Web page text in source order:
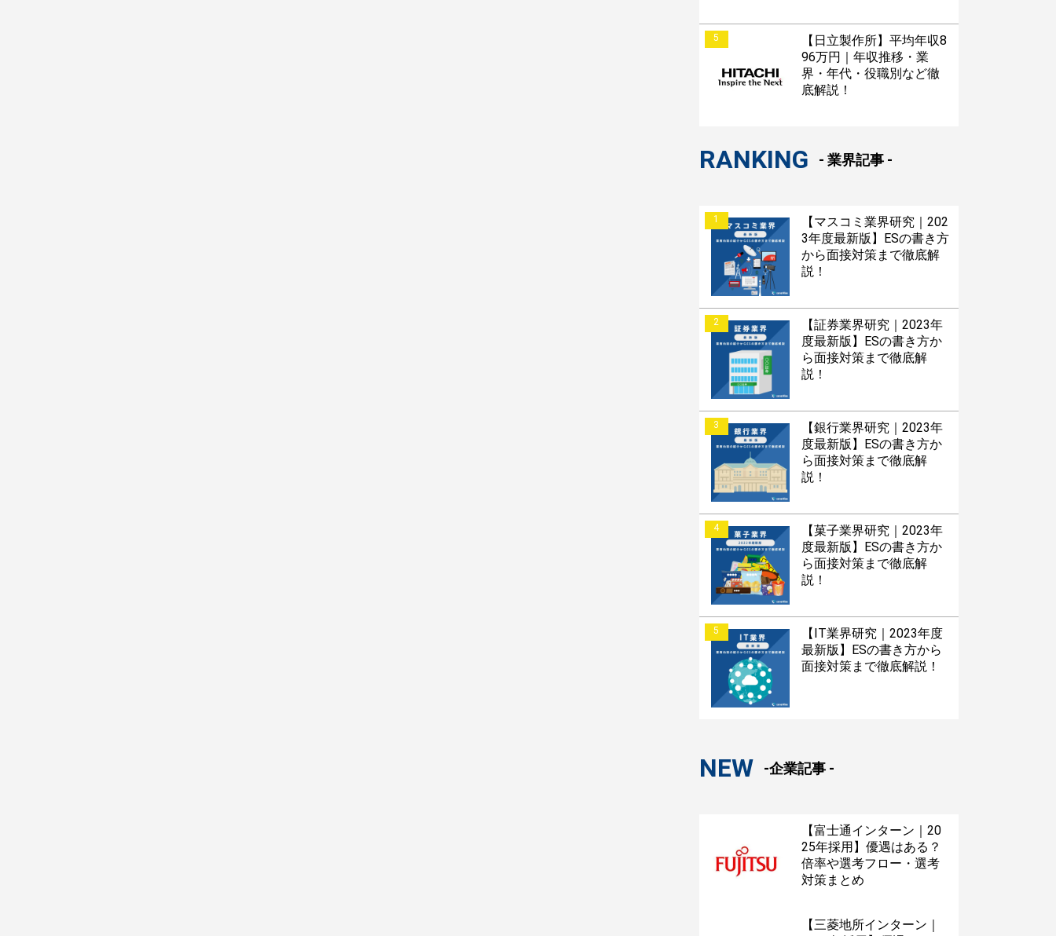
5
【日立製作所】平均年収8
96万円｜年収推移・業
界・年代・役職別など徹
底解説！
RANKING - 業界記事 -
1
【マスコミ業界研究｜202
3年度最新版】ESの書き方
から面接対策まで徹底解
説！
2
【証券業界研究｜2023年
度最新版】ESの書き方か
ら面接対策まで徹底解
説！
3
【銀行業界研究｜2023年
度最新版】ESの書き方か
ら面接対策まで徹底解
説！
4
【菓子業界研究｜2023年
度最新版】ESの書き方か
ら面接対策まで徹底解
説！
5
【IT業界研究｜2023年度
最新版】ESの書き方から
面接対策まで徹底解説！
NEW -企業記事 -
【富士通インターン｜20
25年採用】優遇はある？
倍率や選考フロー・選考
対策まとめ
【三菱地所インターン｜